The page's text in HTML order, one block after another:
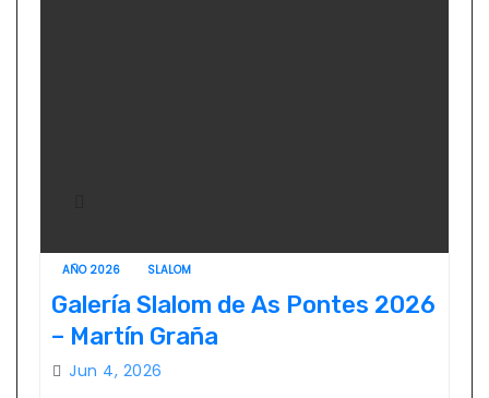
AÑO 2026 SLALOM
Galería Slalom de As Pontes 2026
– Martín Graña
Jun 4, 2026